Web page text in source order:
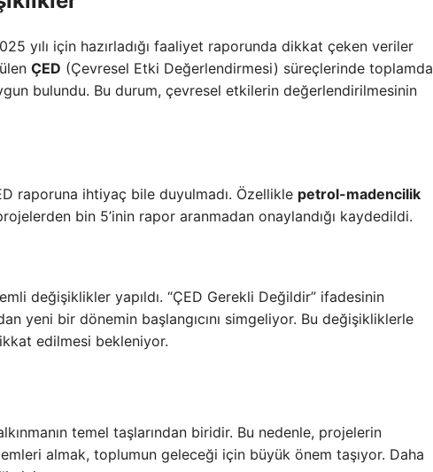
yılı için hazırladığı faaliyet raporunda dikkat çeken veriler
ÇED (Çevresel Etki Değerlendirmesi) süreçlerinde toplamda
bulundu. Bu durum, çevresel etkilerin değerlendirilmesinin
raporuna ihtiyaç bile duyulmadı. Özellikle petrol-madencilik
bin 5’inin rapor aranmadan onaylandığı kaydedildi.
değişiklikler yapıldı. “ÇED Gerekli Değildir” ifadesinin
yeni bir dönemin başlangıcını simgeliyor. Bu değişikliklerle
edilmesi bekleniyor.
temel taşlarından biridir. Bu nedenle, projelerin
almak, toplumun geleceği için büyük önem taşıyor. Daha